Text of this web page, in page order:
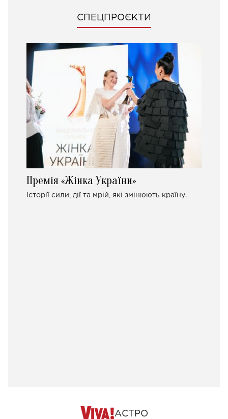
СПЕЦПРОЄКТИ
Премія «Жінка України»
Історії сили, дії та мрій, які змінюють країну.
АСТРО